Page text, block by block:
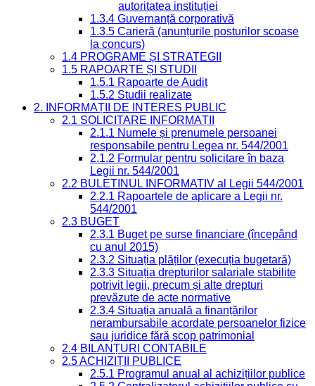
autoritatea instituției
1.3.4 Guvernanță corporativă
1.3.5 Carieră (anunțurile posturilor scoase
la concurs)
1.4 PROGRAME ȘI STRATEGII
1.5 RAPOARTE ȘI STUDII
1.5.1 Rapoarte de Audit
1.5.2 Studii realizate
2. INFORMAȚII DE INTERES PUBLIC
2.1 SOLICITARE INFORMAȚII
2.1.1 Numele și prenumele persoanei
responsabile pentru Legea nr. 544/2001
2.1.2 Formular pentru solicitare în baza
Legii nr. 544/2001
2.2 BULETINUL INFORMATIV al Legii 544/2001
2.2.1 Rapoartele de aplicare a Legii nr.
544/2001
2.3 BUGET
2.3.1 Buget pe surse financiare (începând
cu anul 2015)
2.3.2 Situația plăților (execuția bugetară)
2.3.3 Situația drepturilor salariale stabilite
potrivit legii, precum și alte drepturi
prevăzute de acte normative
2.3.4 Situația anuală a finanțărilor
nerambursabile acordate persoanelor fizice
sau juridice fără scop patrimonial
2.4 BILANȚURI CONTABILE
2.5 ACHIZIȚII PUBLICE
2.5.1 Programul anual al achizițiilor publice